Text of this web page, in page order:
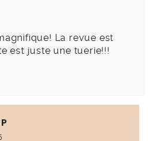
La revue est
est juste une tuerie!!!